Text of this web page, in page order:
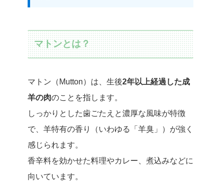
マトンとは？
マトン（Mutton）は、生後2年以上経過した成
羊の肉のことを指します。
しっかりとした歯ごたえと濃厚な風味が特徴
で、羊特有の香り（いわゆる「羊臭」）が強く
感じられます。
香辛料を効かせた料理やカレー、煮込みなどに
向いています。